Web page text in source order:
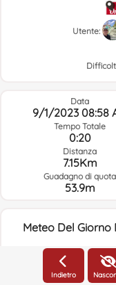
Utente:
Data
9/1/2023 08:58
Tempo Totale
0:20
Distanza
7.15Km
Guadagno di quota
53.9m
Meteo Del Giorno
Indietro